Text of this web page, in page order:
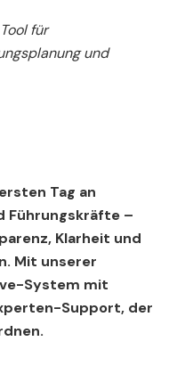
für
und
Tag an
Führungskräfte –
Klarheit und
Mit unserer
System mit
Support, der